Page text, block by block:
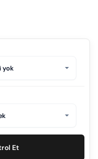
internet, telefon ve
Oda servisi
hizmetlerinden
yenilenmiş
Odası : 99 adet 45
yok
Et